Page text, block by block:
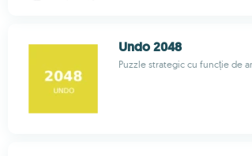
Undo 2048
Puzzle strategic cu funcție de